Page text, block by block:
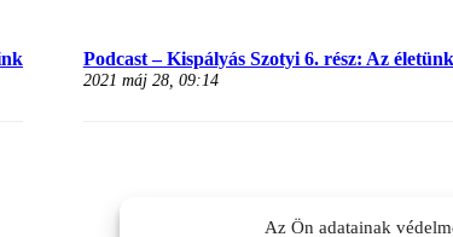
Az Ön adatainak
Podcast – Kispályás Szotyi 6. rész: Az
2021 máj 28, 09:14